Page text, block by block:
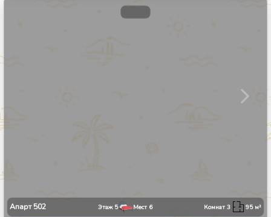
Апарт502 Этаж 5 Мест 6 Комнат3 95м²